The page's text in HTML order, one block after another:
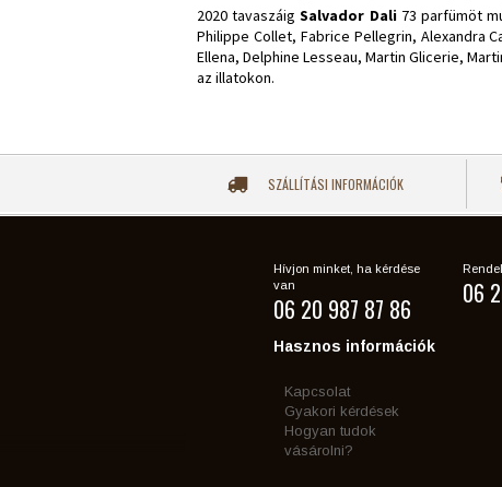
2020 tavaszáigSalvador Dali73 parfümöt
Philippe Collet, Fabrice Pellegrin, Alexandra
Ellena, Delphine Lesseau, Martin Glicerie,
az illatokon.
SZÁLLÍTÁSI INFORMÁCIÓK
Hívjon minket, ha kérdése
van
06 20 987 87 86 06
Hasznos információk
Kapcsolat
Gyakori kérdések
Hogyan tudok
vásárolni?